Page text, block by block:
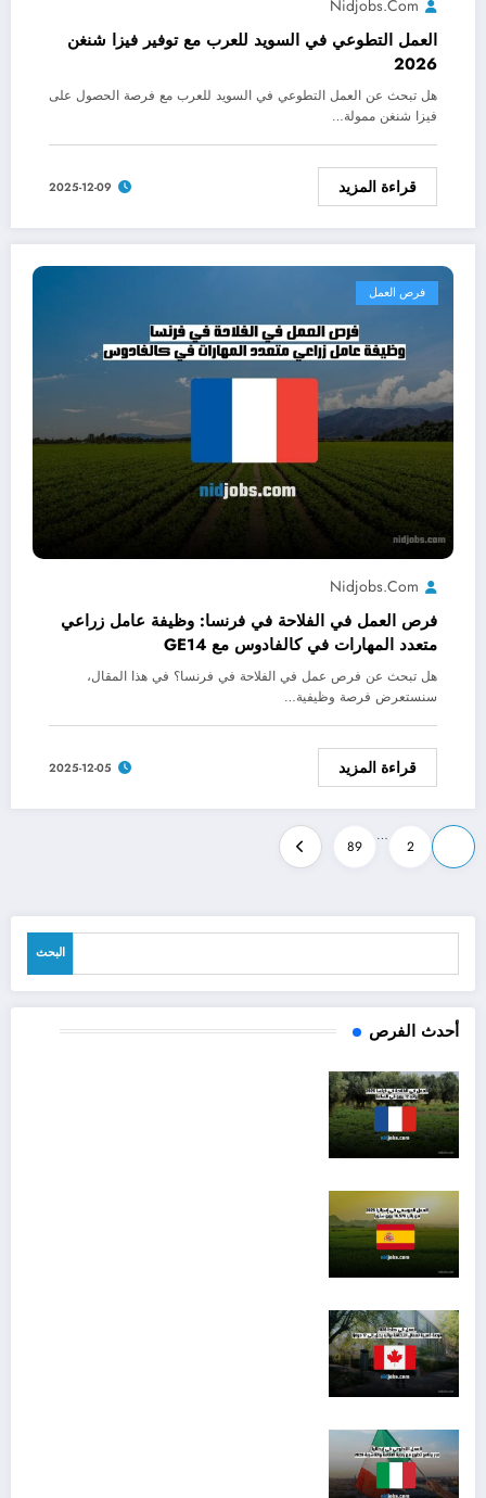
Nidjobs.com
العمل التطوعي في السويد للعرب مع توفير فيزا شنغن
2026
هل تبحث عن العمل التطوعي في السويد للعرب مع فرصة الحصول على
فيزا شنغن ممولة…
قراءة المزيد 2025-12-09
فرص العمل
Nidjobs.com
فرص العمل في الفلاحة في فرنسا: وظيفة عامل زراعي
متعدد المهارات في كالفادوس مع GE14
هل تبحث عن فرص عمل في الفلاحة في فرنسا؟ في هذا المقال،
سنستعرض فرصة وظيفية…
قراءة المزيد 2025-12-05
Posts
pagination
2
…
89
البحث
أحدث الفرص